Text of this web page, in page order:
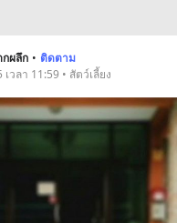
ผลึก • ติดตาม
วลา 11:59 • สัตว์เลี้ยง